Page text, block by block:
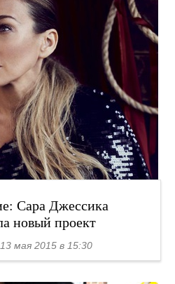
Сара Джессика
новый проект
мая 2015 в 15:30